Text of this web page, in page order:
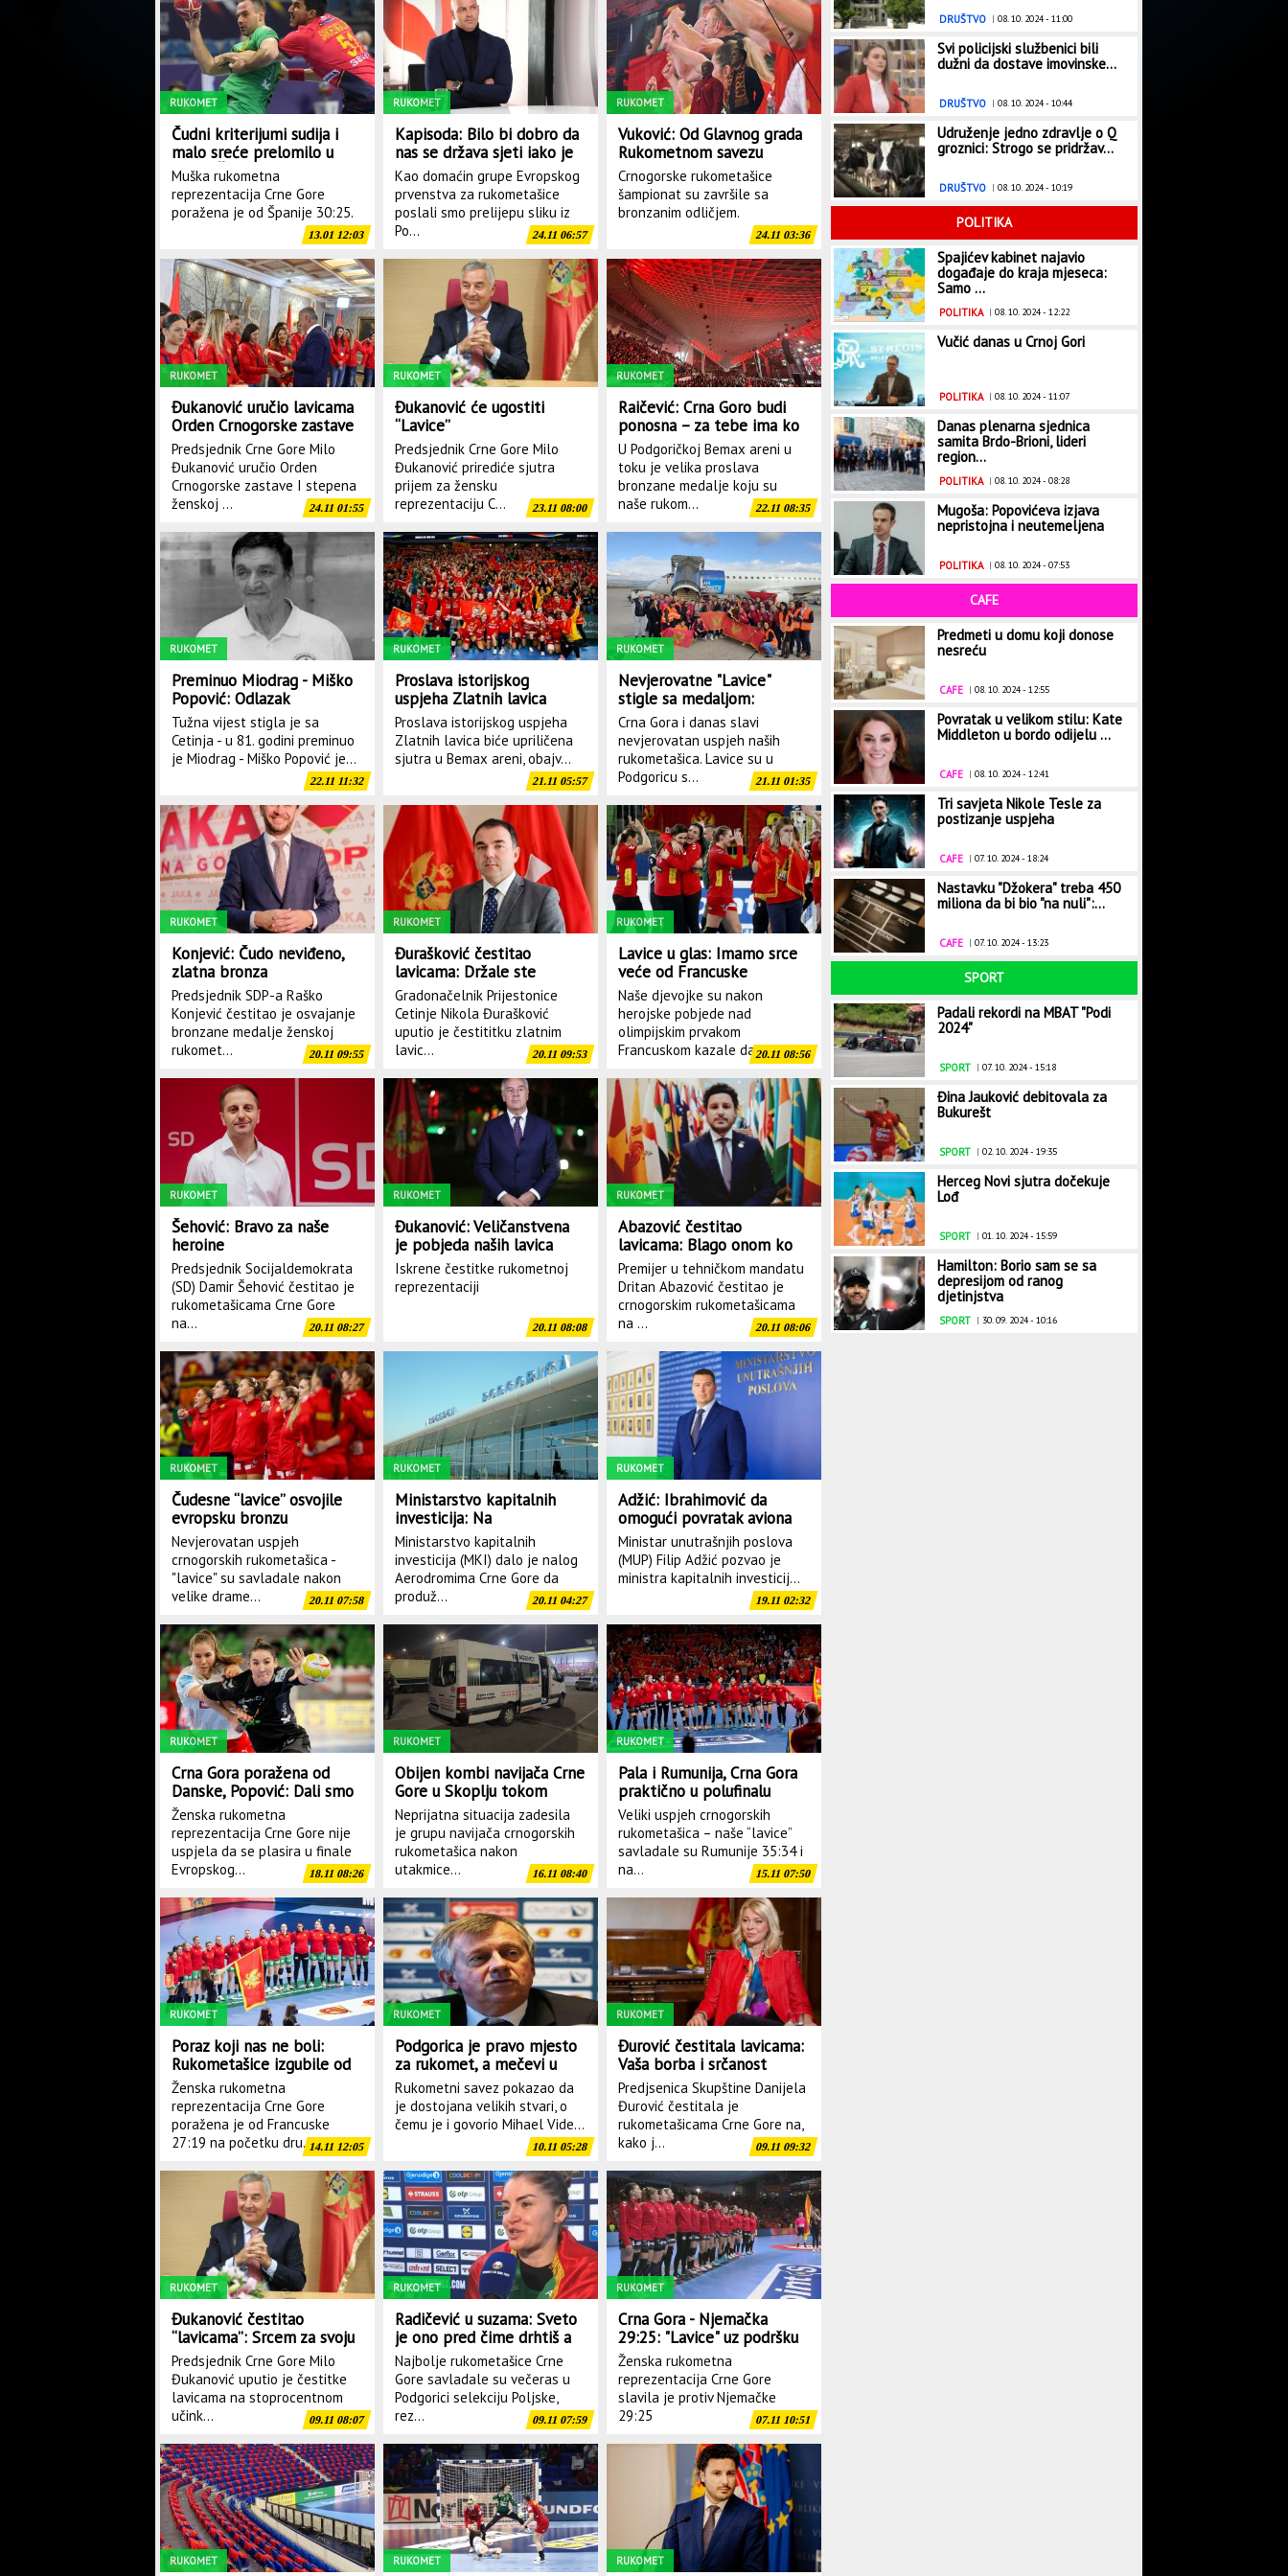
Šćekić: Slučaj vršnjačkog nasilja u Baru izazvao je ozbiljnu zabrinutost Slučaj vr...
RUKOMET
Čudni kriterijumi sudija i
malo sreće prelomilo u
korist Španije: "Lavovi"
pokazali zube rukometnoj
velesili, izgubili 30:25
Muška rukometna
reprezentacija Crne Gore
poražena je od Španije 30:25.
13.01 12:03
RUKOMET
Kapisoda: Bilo bi dobro da
nas se država sjeti iako je
EP prošlo
Kao domaćin grupe Evropskog
prvenstva za rukometašice
poslali smo prelijepu sliku iz
Po...
24.11 06:57
RUKOMET
Vuković: Od Glavnog grada
Rukometnom savezu
100.000 eura
Crnogorske rukometašice
šampionat su završile sa
bronzanim odličjem.
24.11 03:36
RUKOMET
Đukanović uručio lavicama
Orden Crnogorske zastave
I stepena
Predsjednik Crne Gore Milo
Đukanović uručio Orden
Crnogorske zastave I stepena
ženskoj ...
24.11 01:55
RUKOMET
Đukanović će ugostiti
“Lavice”
Predsjednik Crne Gore Milo
Đukanović prirediće sjutra
prijem za žensku
reprezentaciju C...
23.11 08:00
RUKOMET
Raičević: Crna Goro budi
ponosna – za tebe ima ko
da se bori
U Podgoričkoj Bemax areni u
toku je velika proslava
bronzane medalje koju su
naše rukom...
22.11 08:35
RUKOMET
Preminuo Miodrag - Miško
Popović: Odlazak
legendarnog rukometnog
trenera
Tužna vijest stigla je sa
Cetinja - u 81. godini preminuo
je Miodrag - Miško Popović je...
22.11 11:32
RUKOMET
Proslava istorijskog
uspjeha Zlatnih lavica
sjutra u Bemax areni
Proslava istorijskog uspjeha
Zlatnih lavica biće upriličena
sjutra u Bemax areni, obajv...
21.11 05:57
RUKOMET
Nevjerovatne "Lavice"
stigle sa medaljom:
Dočekali ih brojni navijači
Crna Gora i danas slavi
nevjerovatan uspjeh naših
rukometašica. Lavice su u
Podgoricu s...
21.11 01:35
RUKOMET
Konjević: Čudo neviđeno,
zlatna bronza
Predsjednik SDP-a Raško
Konjević čestitao je osvajanje
bronzane medalje ženskoj
rukomet...
20.11 09:55
RUKOMET
Đurašković čestitao
lavicama: Držale ste
časove ljubavi i
patriotizma, Crna Gora se
ponosi sa vama
Gradonačelnik Prijestonice
Cetinje Nikola Đurašković
uputio je čestititku zlatnim
lavic...
20.11 09:53
RUKOMET
Lavice u glas: Imamo srce
veće od Francuske
Naše djevojke su nakon
herojske pobjede nad
olimpijskim prvakom
Francuskom kazale da su...20.11 08:56
RUKOMET
Šehović: Bravo za naše
heroine
Predsjednik Socijaldemokrata
(SD) Damir Šehović čestitao je
rukometašicama Crne Gore
na...
20.11 08:27
RUKOMET
Đukanović: Veličanstvena
je pobjeda naših lavica
Iskrene čestitke rukometnoj
reprezentaciji
20.11 08:08
RUKOMET
Abazović čestitao
lavicama: Blago onom ko
dovijeka živi
Premijer u tehničkom mandatu
Dritan Abazović čestitao je
crnogorskim rukometašicama
na ...
20.11 08:06
RUKOMET
Čudesne “lavice” osvojile
evropsku bronzu
Nevjerovatan uspjeh
crnogorskih rukometašica -
"lavice" su savladale nakon
velike drame...
20.11 07:58
RUKOMET
Ministarstvo kapitalnih
investicija: Na
podgoričkom aerodromu
prekovremeni rad zbog
čarter leta navijača
Ministarstvo kapitalnih
investicija (MKI) dalo je nalog
Aerodromima Crne Gore da
produž...
20.11 04:27
RUKOMET
Adžić: Ibrahimović da
omogući povratak aviona
sa navijačima Crne Gore
Ministar unutrašnjih poslova
(MUP) Filip Adžić pozvao je
ministra kapitalnih investicij...
19.11 02:32
RUKOMET
Crna Gora poražena od
Danske, Popović: Dali smo
sve što smo imali
Ženska rukometna
reprezentacija Crne Gore nije
uspjela da se plasira u finale
Evropskog...
18.11 08:26
RUKOMET
Obijen kombi navijača Crne
Gore u Skoplju tokom
meča sa Holandijom,
ukradene dragocjene stvari
Neprijatna situacija zadesila
je grupu navijača crnogorskih
rukometašica nakon
utakmice...
16.11 08:40
RUKOMET
Pala i Rumunija, Crna Gora
praktično u polufinalu
Evropskog prvenstva
Veliki uspjeh crnogorskih
rukometašica – naše “lavice”
savladale su Rumunije 35:34 i
na...
15.11 07:50
RUKOMET
Poraz koji nas ne boli:
Rukometašice izgubile od
Francuske, slijedi meč sa
Rumunijom za polufinale
Ženska rukometna
reprezentacija Crne Gore
poražena je od Francuske
27:19 na početku dru...14.11 12:05
RUKOMET
Podgorica je pravo mjesto
za rukomet, a mečevi u
Morači su to još jednom
dokazali
Rukometni savez pokazao da
je dostojana velikih stvari, o
čemu je i govorio Mihael Vide...
10.11 05:28
RUKOMET
Đurović čestitala lavicama:
Vaša borba i srčanost
ostavile su svakog
ljubitelja rukometa bez
daha
Predjsenica Skupštine Danijela
Đurović čestitala je
rukometašicama Crne Gore na,
kako j...
09.11 09:32
RUKOMET
Đukanović čestitao
“lavicama”: Srcem za svoju
državu do novih pobjeda
Predsjednik Crne Gore Milo
Đukanović uputio je čestitke
lavicama na stoprocentnom
učink...
09.11 08:07
RUKOMET
Radičević u suzama: Sveto
je ono pred čime drhtiš a
čemu se diviš, a to je za
mene dres Crne Gore
Najbolje rukometašice Crne
Gore savladale su večeras u
Podgorici selekciju Poljske,
rez...
09.11 07:59
RUKOMET
Crna Gora - Njemačka
29:25: "Lavice" uz podršku
navijača i sjajnu timsku igru
došle do još jedne pobjede
Ženska rukometna
reprezentacija Crne Gore
slavila je protiv Njemačke
29:25
07.11 10:51
RUKOMET RUKOMET RUKOMET
DRUŠTVO | 08. 10. 2024 - 11:00
Svi policijski službenici bili
dužni da dostave imovinske...
DRUŠTVO | 08. 10. 2024 - 10:44
Udruženje jedno zdravlje o Q
groznici: Strogo se pridržav...
DRUŠTVO | 08. 10. 2024 - 10:19
POLITIKA
Spajićev kabinet najavio
događaje do kraja mjeseca:
Samo ...
POLITIKA| 08. 10. 2024 - 12:22
Vučić danas u Crnoj Gori
POLITIKA| 08. 10. 2024 - 11:07
Danas plenarna sjednica
samita Brdo-Brioni, lideri
region...
POLITIKA| 08. 10. 2024 - 08:28
Mugoša: Popovićeva izjava
nepristojna i neutemeljena
POLITIKA| 08. 10. 2024 - 07:53
CAFE
Predmeti u domu koji donose
nesreću
CAFE | 08. 10. 2024 - 12:55
Povratak u velikom stilu: Kate
Middleton u bordo odijelu ...
CAFE | 08. 10. 2024 - 12:41
Tri savjeta Nikole Tesle za
postizanje uspjeha
CAFE | 07. 10. 2024 - 18:24
Nastavku "Džokera" treba 450
miliona da bi bio "na nuli":...
CAFE | 07. 10. 2024 - 13:23
SPORT
Padali rekordi na MBAT "Podi
2024"
SPORT | 07. 10. 2024 - 15:18
Đina Jauković debitovala za
Bukurešt
SPORT | 02. 10. 2024 - 19:35
Herceg Novi sjutra dočekuje
Lođ
SPORT | 01. 10. 2024 - 15:59
Hamilton: Borio sam se sa
depresijom od ranog
djetinjstva
SPORT | 30. 09. 2024 - 10:16